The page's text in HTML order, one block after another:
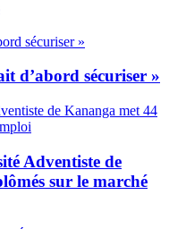
d’abord sécuriser »
Adventiste de
sur le marché